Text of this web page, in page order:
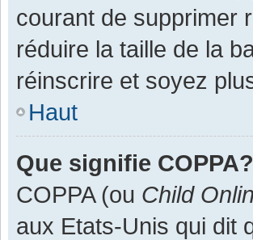
courant de supprimer
réduire la taille de la
réinscrire et soyez
Haut
Que signifie COPPA?
COPPA (ou Child
aux Etats-Unis qui dit